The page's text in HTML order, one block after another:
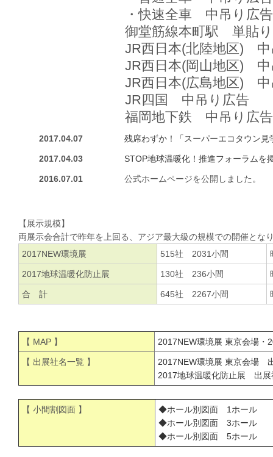
・快速全車 中吊り広告
御堂筋線本町駅 単貼り
JR西日本(北陸地区) 中
JR西日本(岡山地区) 中
JR西日本(広島地区) 中
JR四国 中吊り広告
福岡地下鉄 中吊り広告
2017.04.07 残席わずか！「スーパーエコタウン
2017.04.03 STOP地球温暖化！推進フォーラムを
2016.07.01 公式ホームページを公開しました。
【展示規模】
両展示会合計で昨年を上回る、アジア最大級の規模での開催とな
2017NEW環境展
515社 2031小間
2017地球温暖化防止展 130社 236小間
合 計 645社 2267小間
【 MAP 】 2017NEW環境展 東京会場・
【 出展社名一覧 】
2017NEW環境展 東京会場
2017地球温暖化防止展 出展
【 小間割図面 】
◆ホール別図面 1ホール
◆ホール別図面 3ホール
◆ホール別図面 5ホール